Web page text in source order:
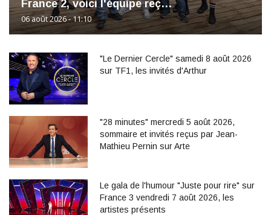
France 2, voici l'équipe reç…
06 août 2026 - 11:10
"Le Dernier Cercle" samedi 8 août 2026
sur TF1, les invités d'Arthur
"28 minutes" mercredi 5 août 2026,
sommaire et invités reçus par Jean-
Mathieu Pernin sur Arte
Le gala de l'humour "Juste pour rire" sur
France 3 vendredi 7 août 2026, les
artistes présents